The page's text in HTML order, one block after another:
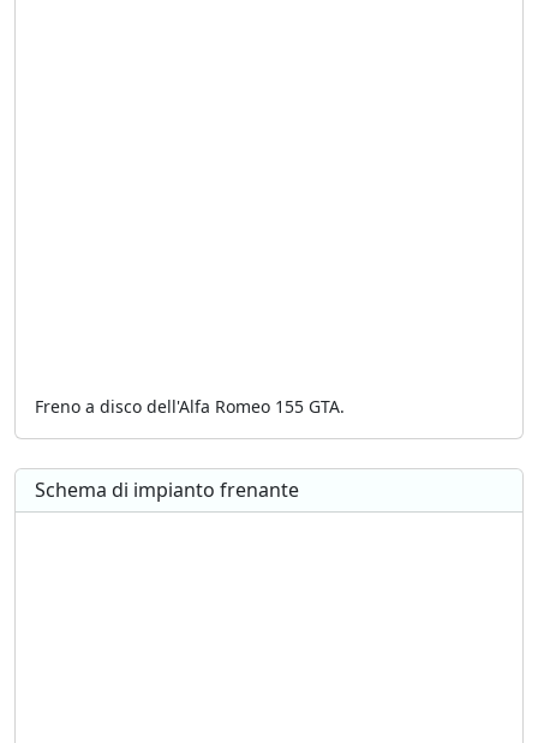
Freno a disco dell'Alfa Romeo 155 GTA.
Schema di impianto frenante